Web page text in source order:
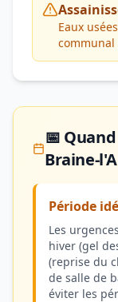
Eaux
communal
📅
Braine-
Période
Les
hiver (gel
(reprise du
de salle de
éviter les